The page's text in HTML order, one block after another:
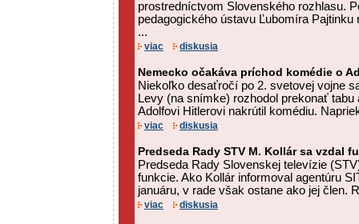
prostredníctvom Slovenského rozhlasu.
pedagogického ústavu Ľubomíra
...
viac diskusia
Nemecko očakáva príchod komédie o
Niekoľko desaťročí po 2. svetovej vojne
Levy (na snímke) rozhodol prekonať
Adolfovi Hitlerovi nakrútil komédiu.
viac diskusia
Predseda Rady STV M. Kollár sa vzdal
Predseda Rady Slovenskej televízie
funkcie. Ako Kollár informoval agentúru
januáru, v rade však ostane ako jej člen.
viac diskusia